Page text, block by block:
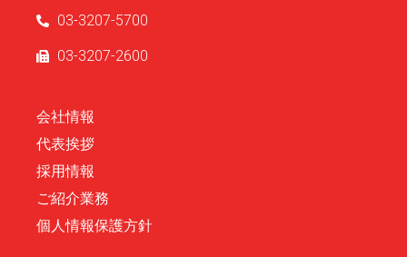
03-3207-5700
03-3207-2600
会社情報
代表挨拶
採用情報
ご紹介業務
個人情報保護方針